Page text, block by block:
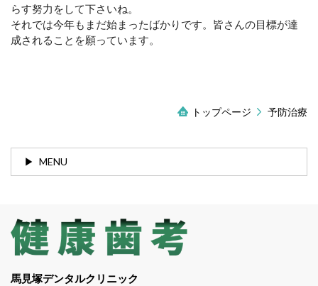
らす努力をして下さいね。
それでは今年もまだ始まったばかりです。皆さんの目標が達
成されることを願っています。
トップページ 予防治療
MENU
馬見塚デンタルクリニック